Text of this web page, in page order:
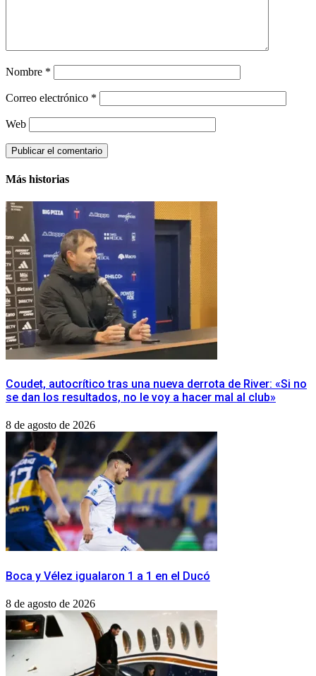
Nombre *
Correo electrónico *
Web
Más historias
Coudet, autocrítico tras una nueva derrota de River: «Si no
se dan los resultados, no le voy a hacer mal al club»
8 de agosto de 2026
Boca y Vélez igualaron 1 a 1 en el Ducó
8 de agosto de 2026